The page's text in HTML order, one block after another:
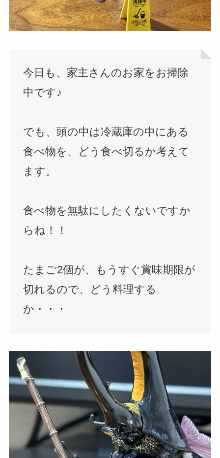
今日も、家主さんのお家をお掃除
中です♪
でも、頭の中は冷蔵庫の中にある
食べ物を、どう食べ切るか考えて
ます。
食べ物を無駄にしたくないですか
らね！！
たまご2個が、もうすぐ賞味期限が
切れるので、どう料理する
か・・・